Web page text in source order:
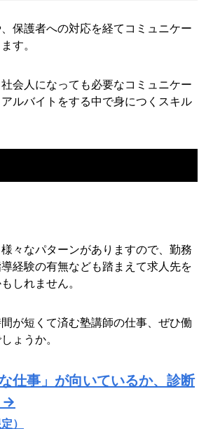
保護者への対応を経てコミュニケー
す。
会人になっても必要なコミュニケー
ルバイトをする中で身につくスキル
々なパターンがありますので、勤務
経験の有無なども踏まえて求人先を
しれません。
が短くて済む塾講師の仕事、ぜひ働
ょうか。
仕事」が向いているか、診断
→
）